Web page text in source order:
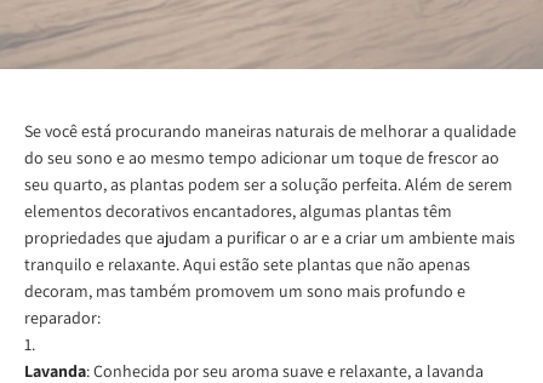
Se você está procurando maneiras naturais de melhorar a qualidade
do seu sono e ao mesmo tempo adicionar um toque de frescor ao
seu quarto, as plantas podem ser a solução perfeita. Além de serem
elementos decorativos encantadores, algumas plantas têm
propriedades que ajudam a purificar o ar e a criar um ambiente mais
tranquilo e relaxante. Aqui estão sete plantas que não apenas
decoram, mas também promovem um sono mais profundo e
reparador:
Lavanda: Conhecida por seu aroma suave e relaxante, a lavanda